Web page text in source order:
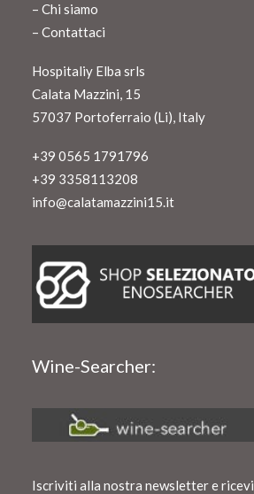
– Chi siamo
– Contattaci
Hospitaliy Elba srls
Calata Mazzini, 15
57037 Portoferraio (Li), Italy
+39 0565 1791796
+39 3358113208
info@calatamazzini15.it
Wine-Searcher:
Iscriviti alla nostra newsletter e ricevi